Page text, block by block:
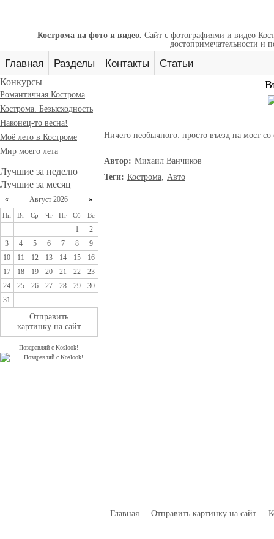
Кострома на фото и видео. Сайт с фотографиями и видео
достопримечательности и
Главная Разделы Контакты Статьи
Конкурсы
Романтичная Кострома
Кострома. Безысходность
Наконец-то весна!
Моё лето в Костроме
Мир моего лета
Лучшие за неделю
Лучшие за месяц
« Август 2026 »
Пн Вт Ср Чт Пт Сб Вс
1
2
3
4 5 6 7 8
9
10
11 12 13 14 15
16
17
18 19 20 21 22
23
24
25 26 27 28 29
30
31
Отправить
картинку на сайт
Поздравляй с Koslook!
Ничего необычного: просто въезд на мост
Автор: Михаил Ванчиков
Теги: Кострома, Авто
Главная Отправить картинку на сайт